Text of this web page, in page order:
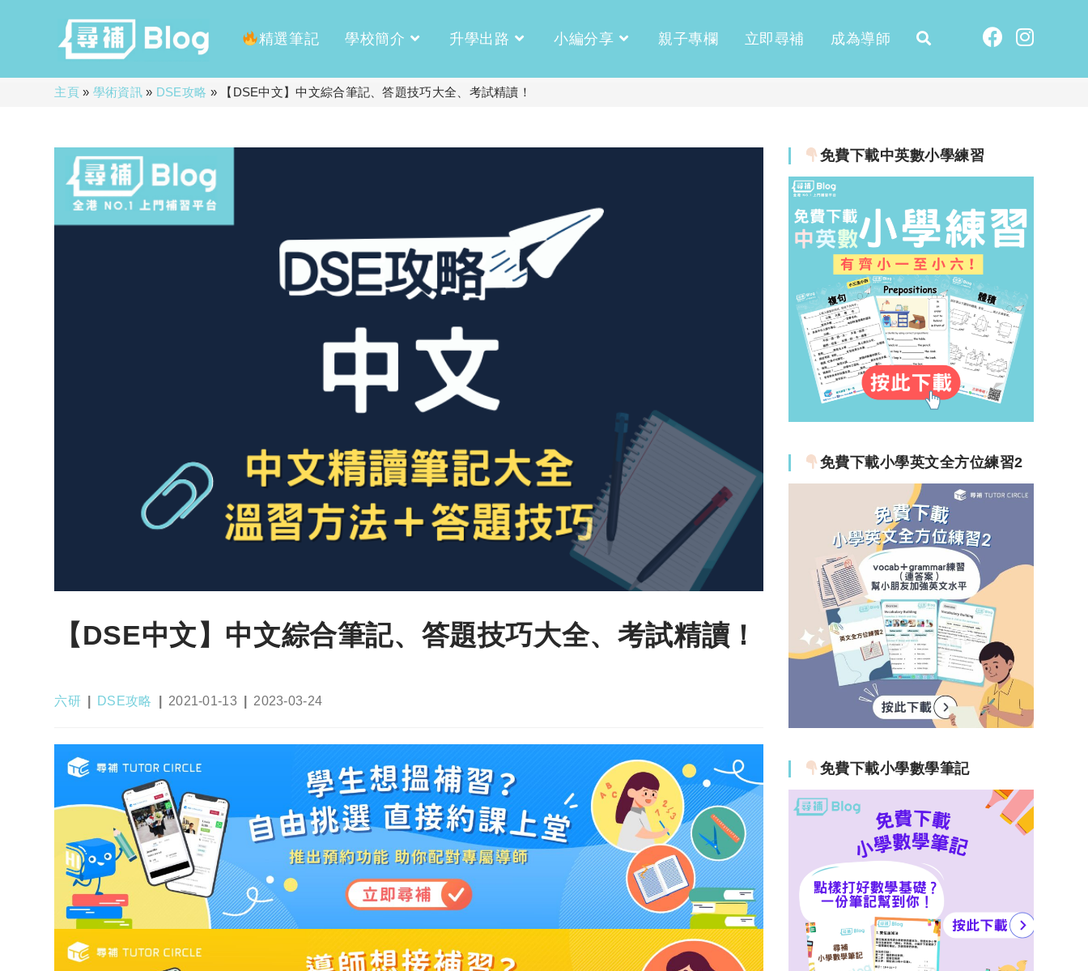
精選筆記 學校簡介 升學出路 小編分享 親子專欄 立即尋補 成為導師
主頁» 學術資訊» DSE攻略 » 【DSE中文】中文綜合筆記、答題技巧大全、考試精讀！
【DSE中文】中文綜合筆記、答題技巧大全、考試精讀！
Post
六研
Post
DSE攻略
Post
2021-01-13
Post
2023-03-24
免費下載中英數小學練習
免費下載小學英文全方位練習2
免費下載小學數學筆記